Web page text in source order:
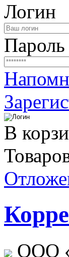
Логин
Пароль
В
ООО